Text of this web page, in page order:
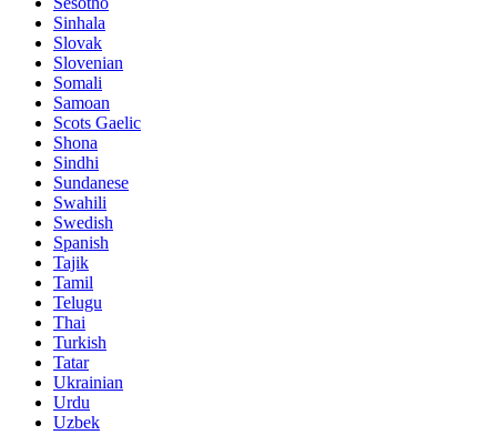
Sinhala
Slovak
Slovenian
Somali
Samoan
Scots Gaelic
Shona
Sindhi
Sundanese
Swahili
Swedish
Spanish
Tajik
Tamil
Telugu
Thai
Turkish
Tatar
Ukrainian
Urdu
Uzbek